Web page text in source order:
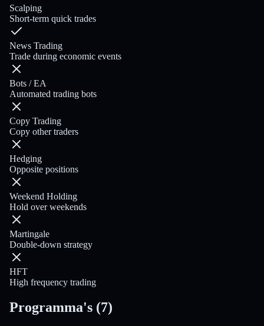
Scalping
Short-term quick trades
News Trading
Trade during economic events
Bots / EA
Automated trading bots
Copy Trading
Copy other traders
Hedging
Opposite positions
Weekend Holding
Hold over weekends
Martingale
Double-down strategy
HFT
High frequency trading
Programma's (7)